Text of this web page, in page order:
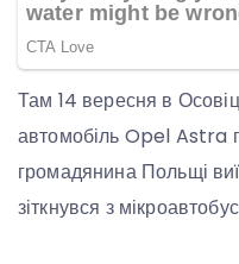
Там 14 вересня в
автомобіль Opel Astra
громадянина Польщі
зіткнувся з